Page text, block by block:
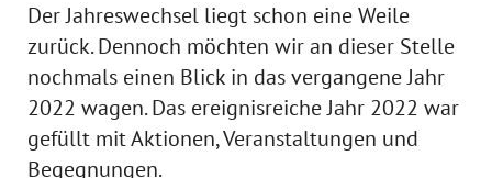
Der Jahreswechsel liegt schon eine Weile
zurück. Dennoch möchten wir an dieser Stelle
nochmals einen Blick in das vergangene Jahr
2022 wagen. Das ereignisreiche Jahr 2022 war
gefüllt mit Aktionen, Veranstaltungen und
Begegnungen.